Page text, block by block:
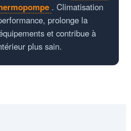
. Climatisation
prolonge la
et contribue à
plus sain.